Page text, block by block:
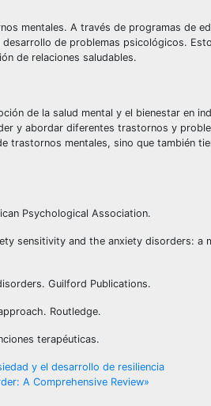
mentales. A través de programas de
de problemas psicológicos.
de relaciones saludables.
de la salud mental y el bienestar en
y abordar diferentes trastornos y
mentales, sino que también
Psychological Association.
sensitivity and the anxiety disorders: a
Guilford Publications.
Routledge.
terapéuticas.
y el desarrollo de resiliencia
A Comprehensive Review»